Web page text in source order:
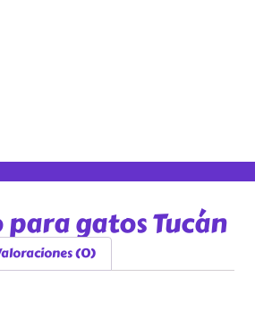
gatos Tucán
(0)